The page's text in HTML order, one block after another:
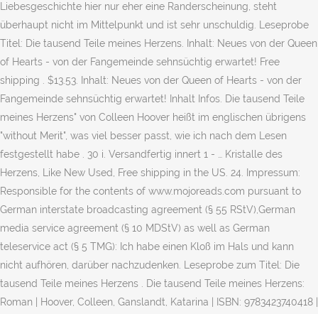
Liebesgeschichte hier nur eher eine Randerscheinung, steht
überhaupt nicht im Mittelpunkt und ist sehr unschuldig. Leseprobe
Titel: Die tausend Teile meines Herzens. Inhalt: Neues von der Queen
of Hearts - von der Fangemeinde sehnsüchtig erwartet! Free
shipping . $13.53. Inhalt: Neues von der Queen of Hearts - von der
Fangemeinde sehnsüchtig erwartet! Inhalt Infos. Die tausend Teile
meines Herzens" von Colleen Hoover heißt im englischen übrigens
"without Merit", was viel besser passt, wie ich nach dem Lesen
festgestellt habe . 30 i. Versandfertig innert 1 - … Kristalle des
Herzens, Like New Used, Free shipping in the US. 24. Impressum:
Responsible for the contents of www.mojoreads.com pursuant to
German interstate broadcasting agreement (§ 55 RStV),German
media service agreement (§ 10 MDStV) as well as German
teleservice act (§ 5 TMG): Ich habe einen Kloß im Hals und kann
nicht aufhören, darüber nachzudenken. Leseprobe zum Titel: Die
tausend Teile meines Herzens . Die tausend Teile meines Herzens:
Roman | Hoover, Colleen, Ganslandt, Katarina | ISBN: 9783423740418 |